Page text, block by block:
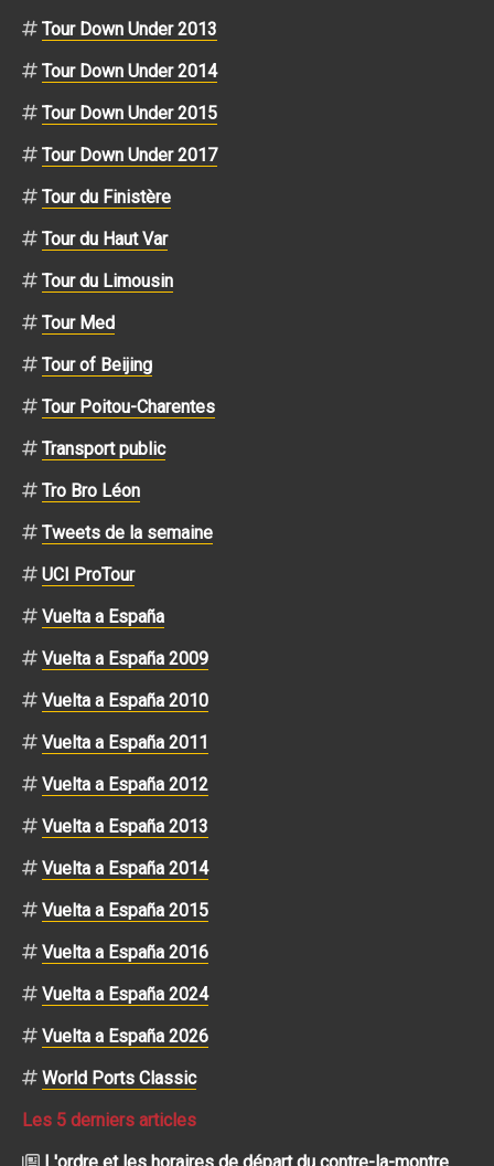
Tour Down Under 2013
Tour Down Under 2014
Tour Down Under 2015
Tour Down Under 2017
Tour du Finistère
Tour du Haut Var
Tour du Limousin
Tour Med
Tour of Beijing
Tour Poitou-Charentes
Transport public
Tro Bro Léon
Tweets de la semaine
UCI ProTour
Vuelta a España
Vuelta a España 2009
Vuelta a España 2010
Vuelta a España 2011
Vuelta a España 2012
Vuelta a España 2013
Vuelta a España 2014
Vuelta a España 2015
Vuelta a España 2016
Vuelta a España 2024
Vuelta a España 2026
World Ports Classic
Les 5 derniers articles